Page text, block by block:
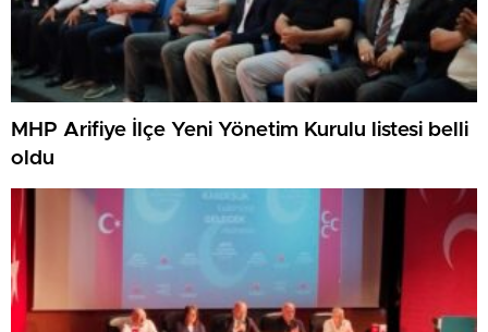
MHP Arifiye İlçe Yeni Yönetim Kurulu listesi belli
oldu